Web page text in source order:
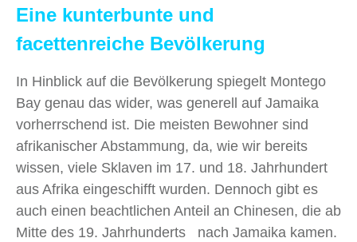
Eine kunterbunte und
facettenreiche Bevölkerung
In Hinblick auf die Bevölkerung spiegelt Montego
Bay genau das wider, was generell auf Jamaika
vorherrschend ist. Die meisten Bewohner sind
afrikanischer Abstammung, da, wie wir bereits
wissen, viele Sklaven im 17. und 18. Jahrhundert
aus Afrika eingeschifft wurden. Dennoch gibt es
auch einen beachtlichen Anteil an Chinesen, die ab
Mitte des 19. Jahrhunderts nach Jamaika kamen.